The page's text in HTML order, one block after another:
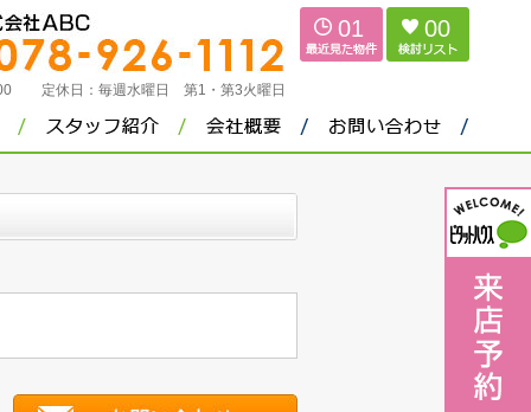
定休日： 毎週水曜日 第1・第3火曜日
01 00